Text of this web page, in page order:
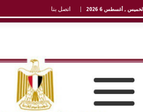
الخميس , أغسطس 6 2026 اتصل بنا